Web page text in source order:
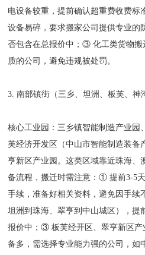
电设备较重，提前确认超重费收费
设备易碎，要求搬家公司提供专业的
否包含在总报价中；③ 化工类货物
质的公司，避免违规被处罚。
3. 南部镇街（三乡、坦洲、板芙、神
核心工业园：三乡镇智能制造产业园
芙经济开发区（中山市智能制造装备
亨新区产业园。这类区域靠近珠海、
备流程，搬迁时需注意：① 提前3-5
手续，准备好相关资料，避免因手
坦洲到珠海、翠亨到中山城区），提
报价中；③ 板芙经开区、翠亨新区
备多，需选择专业能力强的公司，如